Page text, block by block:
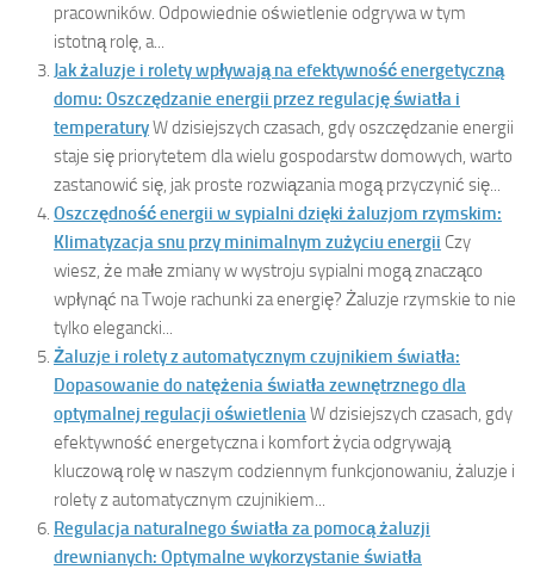
pracowników. Odpowiednie oświetlenie odgrywa w tym
istotną rolę, a...
Jak żaluzje i rolety wpływają na efektywność energetyczną
domu: Oszczędzanie energii przez regulację światła i
temperaturyW dzisiejszych czasach, gdy oszczędzanie energii
staje się priorytetem dla wielu gospodarstw domowych, warto
zastanowić się, jak proste rozwiązania mogą przyczynić się...
Oszczędność energii w sypialni dzięki żaluzjom rzymskim:
Klimatyzacja snu przy minimalnym zużyciu energii Czy
wiesz, że małe zmiany w wystroju sypialni mogą znacząco
wpłynąć na Twoje rachunki za energię? Żaluzje rzymskie to nie
tylko elegancki...
Żaluzje i rolety z automatycznym czujnikiem światła:
Dopasowanie do natężenia światła zewnętrznego dla
optymalnej regulacji oświetleniaW dzisiejszych czasach, gdy
efektywność energetyczna i komfort życia odgrywają
kluczową rolę w naszym codziennym funkcjonowaniu, żaluzje i
rolety z automatycznym czujnikiem...
Regulacja naturalnego światła za pomocą żaluzji
drewnianych: Optymalne wykorzystanie światła